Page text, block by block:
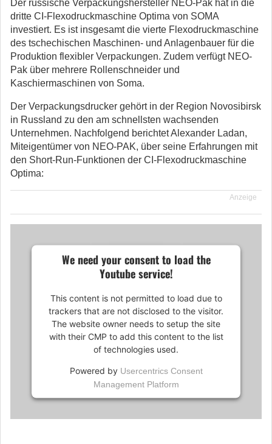
Der russische Verpackungshersteller NEO-Pak hat in die
dritte CI-Flexodruckmaschine Optima von SOMA
investiert. Es ist insgesamt die vierte Flexodruckmaschine
des tschechischen Maschinen- und Anlagenbauer für die
Produktion flexibler Verpackungen. Zudem verfügt NEO-
Pak über mehrere Rollenschneider und
Kaschiermaschinen von Soma.
Der Verpackungsdrucker gehört in der Region Novosibirsk
in Russland zu den am schnellsten wachsenden
Unternehmen. Nachfolgend berichtet Alexander Ladan,
Miteigentümer von NEO-PAK, über seine Erfahrungen mit
den Short-Run-Funktionen der CI-Flexodruckmaschine
Optima:
Anzeige
We need your consent to load the
Youtube service!
This content is not permitted to load due to
trackers that are not disclosed to the visitor.
The website owner needs to setup the site
with their CMP to add this content to the list
of technologies used.
Powered by Usercentrics Consent
Management Platform